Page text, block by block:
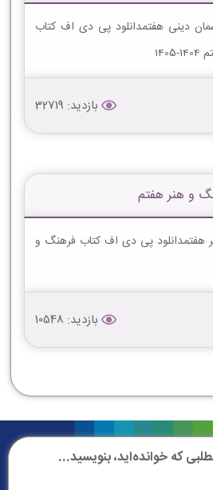
دینی هفتمدانلود پی دی اف کتاب
بازدید: 32719
و هنر هفتم
هفتمدانلود پی دی اف کتاب فرهنگ و
بازدید: 10548
که خوانده‌اید، بنویسید...